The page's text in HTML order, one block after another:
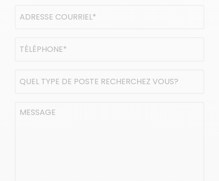
courriel
Téléphone
(Nécessaire)
type
poste
Message